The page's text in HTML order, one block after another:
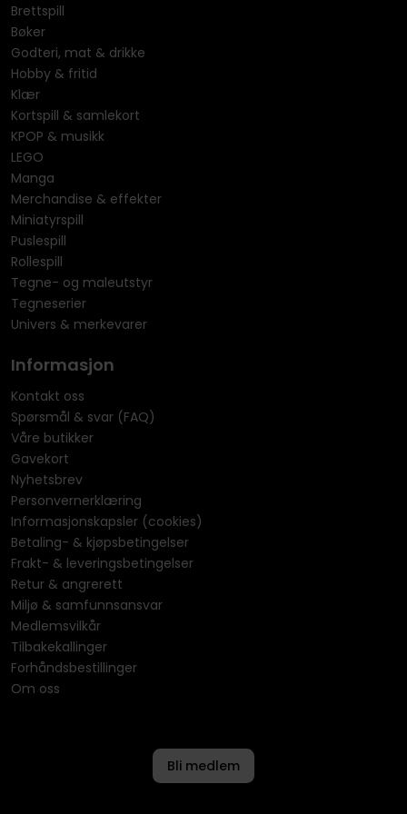
Brettspill
Bøker
Godteri, mat & drikke
Hobby & fritid
Klær
Kortspill & samlekort
KPOP & musikk
LEGO
Manga
Merchandise & effekter
Miniatyrspill
Puslespill
Rollespill
Tegne- og maleutstyr
Tegneserier
Univers & merkevarer
Informasjon
Kontakt oss
Spørsmål & svar (FAQ)
Våre butikker
Gavekort
Nyhetsbrev
Personvernerklæring
Informasjonskapsler (cookies)
Betaling- & kjøpsbetingelser
Frakt- & leveringsbetingelser
Retur & angrerett
Miljø & samfunnsansvar
Medlemsvilkår
Tilbakekallinger
Forhåndsbestillinger
Om oss
Bli medlem